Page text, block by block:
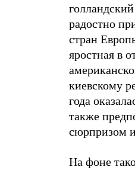
радостно
стран
яростная в
киевскому
года
также
сюрпризом
На фоне